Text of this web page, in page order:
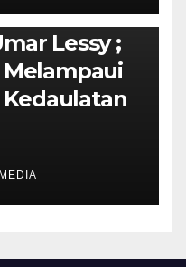
Ketua
Lessy ;